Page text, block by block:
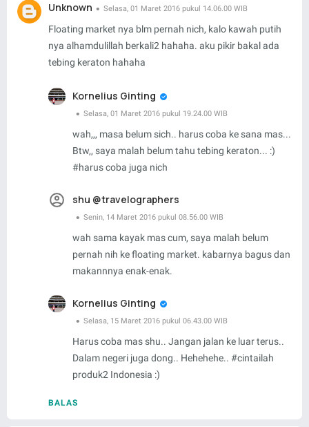
Unknown Selasa, 01 Maret 2016 pukul 14.06.00 WIB
Floating market nya blm pernah nich, kalo kawah putih
nya alhamdulillah berkali2 hahaha. aku pikir bakal ada
tebing keraton hahaha
BALAS
Kornelius Ginting
Selasa, 01 Maret 2016 pukul 19.24.00 WIB
wah,,, masa belum sich.. harus coba ke sana mas...
Btw,, saya malah belum tahu tebing keraton... :)
#harus coba juga nich
shu @travelographers
Senin, 14 Maret 2016 pukul 08.56.00 WIB
wah sama kayak mas cum, saya malah belum
pernah nih ke floating market. kabarnya bagus dan
makannnya enak-enak.
Kornelius Ginting
Selasa, 15 Maret 2016 pukul 06.43.00 WIB
Harus coba mas shu.. Jangan jalan ke luar terus..
Dalam negeri juga dong.. Hehehehe.. #cintailah
produk2 Indonesia :)